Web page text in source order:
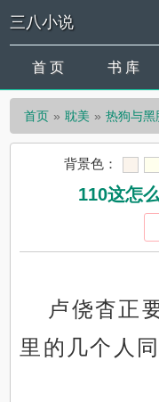
三八小说
首 页 书 库
首页 耽美 热狗与黑
背景色：
110这怎
卢侥杳正
里的几个人